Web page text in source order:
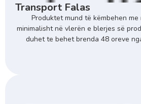
Transport Falas
Produktet mund të këmbehen
minimalisht në vlerën e blerjes së
duhet te behet brenda 48 oreve